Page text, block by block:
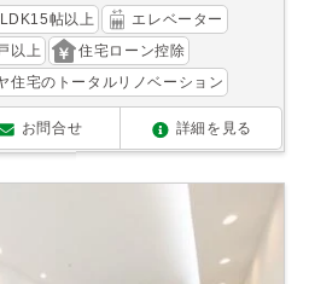
LDK15帖以上
エレベーター
以上
住宅ローン控除
住宅のトータルリノベーション
お問合せ 詳細を見る